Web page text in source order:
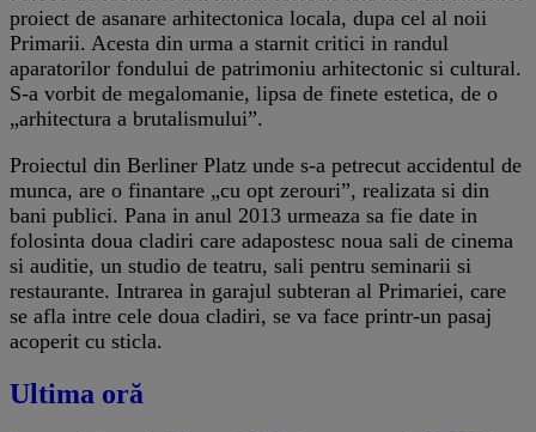
proiect de asanare arhitectonica locala, dupa cel al noii
Primarii. Acesta din urma a starnit critici in randul
aparatorilor fondului de patrimoniu arhitectonic si cultural.
S-a vorbit de megalomanie, lipsa de finete estetica, de o
„arhitectura a brutalismului”.
Proiectul din Berliner Platz unde s-a petrecut accidentul de
munca, are o finantare „cu opt zerouri”, realizata si din
bani publici. Pana in anul 2013 urmeaza sa fie date in
folosinta doua cladiri care adapostesc noua sali de cinema
si auditie, un studio de teatru, sali pentru seminarii si
restaurante. Intrarea in garajul subteran al Primariei, care
se afla intre cele doua cladiri, se va face printr-un pasaj
acoperit cu sticla.
Ultima oră